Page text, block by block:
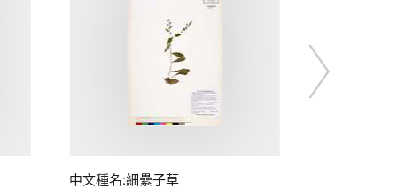
中文種名:細纍子草